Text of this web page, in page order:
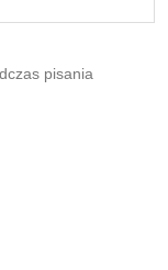
pisania